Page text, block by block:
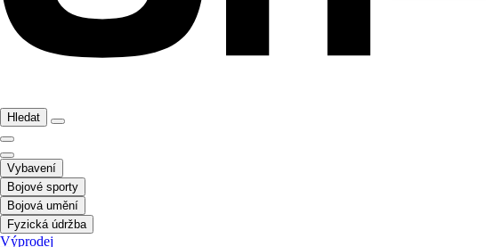
Hledat
Vybavení
Bojové sporty
Bojová umění
Fyzická údržba
Výprodej